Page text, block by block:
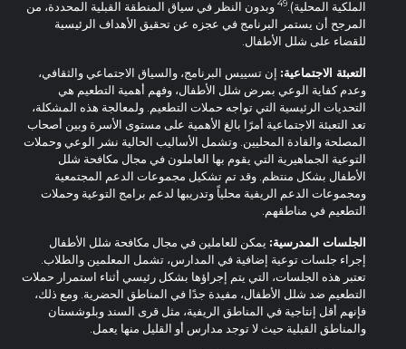
الملكية المحلية). 49 وبدون النظر في سياق المنطقة القبلية المحددة، من
المرجح أن يستمر البرنامج في عجزه عن تحقيق الأهداف الرئيسية
للقضاء على شلل الأطفال.
التعبئة الاجتماعية:إن تسييس البرنامج، والسياق الاجتماعي والثقافي،
وعدم كفاية الوعي بمرض شلل الأطفال، وفهم أهمية التطعيم هي
التحديات الرئيسية التي تواجه حملات التطعيم. ولمعالجة هذه المشكلة،
تعد التعبئة الاجتماعية أمرًا بالغ الأهمية على مستوى الأسرة وبين أصحاب
المصلحة والقادة المحليين. وتشمل الأساليب الحالية نشر الوعي وحملات
التوعية الجماهيرية التي يقوم بها العاملون في مجال مكافحة شلل
الأطفال بشكل منتظم. وقد تم تشكيل مجموعات الدعم المجتمعية
ومجموعات الدعم الريفية محلياً وتدريبها لدعم برامج التوعية وحملات
التطعيم في مناطقهم.
الجلسات المدرسية:يمكن للعاملين في مجال مكافحة شلل الأطفال
إجراء جلسات توعية إضافية في المدارس، تشمل المعلمين والطلاب.
تعتبر هذه الجلسات، التي يتم إجراؤها بشكل رئيسي أثناء استمرار حملات
التطعيم ضد شلل الأطفال، مفيدة جدًا في المناطق الحضرية. ومع ذلك،
فإنهم أقل إنتاجية في المناطق الريفية، مثل قرى السند وبلوشستان
والمناطق القبلية حيث لا توجد مدارس أو القليل منها يعمل.